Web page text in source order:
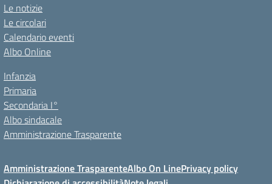
Le notizie
Le circolari
Calendario eventi
Albo Online
Infanzia
Primaria
Secondaria I°
Albo sindacale
Amministrazione Trasparente
Amministrazione TrasparenteAlbo On LinePrivacy policy